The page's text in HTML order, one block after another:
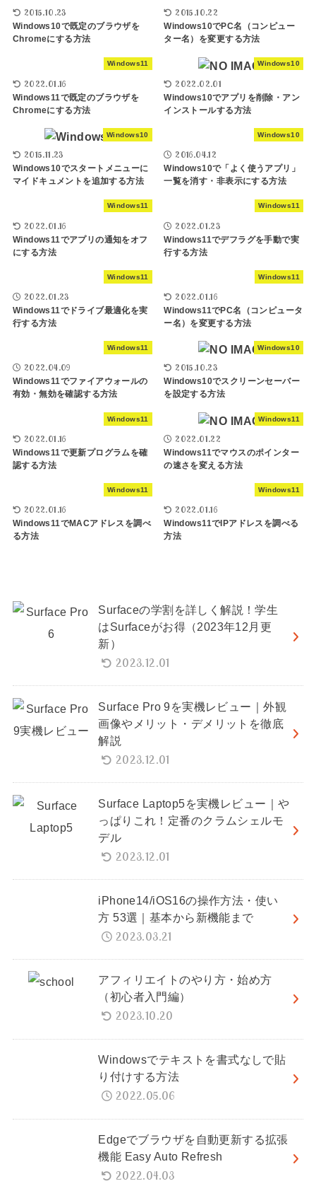
2015.10.23
Windows10で既定のブラウザを
Chromeにする方法
2015.10.22
Windows10でPC名（コンピュー
ター名）を変更する方法
Windows11
2022.01.16
Windows11で既定のブラウザを
Chromeにする方法
Windows10
2022.02.01
Windows10でアプリを削除・アン
インストールする方法
Windows10
2015.11.23
Windows10でスタートメニューに
マイドキュメントを追加する方法
Windows10
2016.04.12
Windows10で「よく使うアプリ」
一覧を消す・非表示にする方法
Windows11
2022.01.16
Windows11でアプリの通知をオフ
にする方法
Windows11
2022.01.23
Windows11でデフラグを手動で実
行する方法
Windows11
2022.01.23
Windows11でドライブ最適化を実
行する方法
Windows11
2022.01.16
Windows11でPC名（コンピュータ
ー名）を変更する方法
Windows11
2022.04.09
Windows11でファイアウォールの
有効・無効を確認する方法
Windows10
2015.10.23
Windows10でスクリーンセーバー
を設定する方法
Windows11
2022.01.16
Windows11で更新プログラムを確
認する方法
Windows11
2022.01.22
Windows11でマウスのポインター
の速さを変える方法
Windows11
2022.01.16
Windows11でMACアドレスを調べ
る方法
Windows11
2022.01.16
Windows11でIPアドレスを調べる
方法
Surfaceの学割を詳しく解説！学生
はSurfaceがお得（2023年12月更
新）
2023.12.01
Surface Pro 9を実機レビュー｜外観
画像やメリット・デメリットを徹底
解説
2023.12.01
Surface Laptop5を実機レビュー｜や
っぱりこれ！定番のクラムシェルモ
デル
2023.12.01
iPhone14/iOS16の操作方法・使い
方 53選｜基本から新機能まで
2023.03.21
アフィリエイトのやり方・始め方
（初心者入門編）
2023.10.20
Windowsでテキストを書式なしで貼
り付けする方法
2022.05.06
Edgeでブラウザを自動更新する拡張
機能 Easy Auto Refresh
2022.04.03